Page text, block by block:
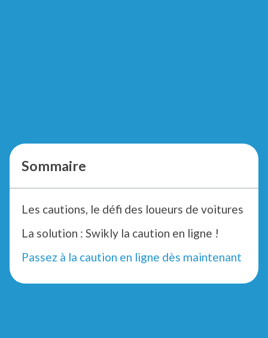
Sommaire
Les cautions, le défi des loueurs de voitures
La solution : Swikly la caution en ligne !
Passez à la caution en ligne dès maintenant